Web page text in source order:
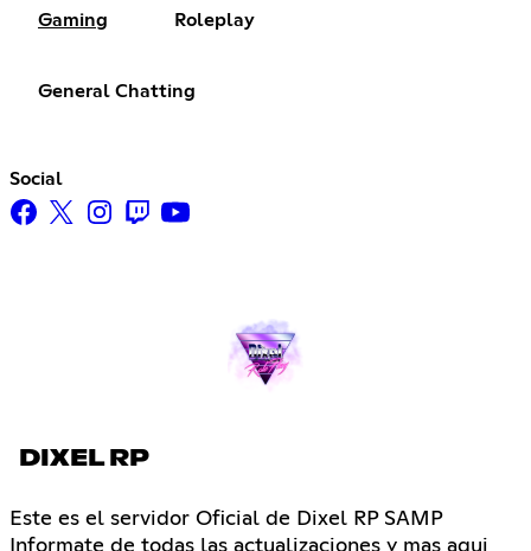
Gaming Roleplay
General Chatting
Social
DIXEL RP
Este es el servidor Oficial de Dixel RP SAMP
Informate de todas las actualizaciones y mas aqui